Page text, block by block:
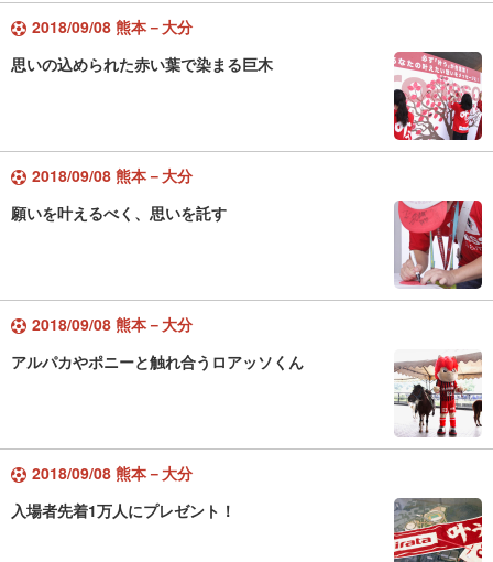
2018/09/08 熊本－大分
思いの込められた赤い葉で染まる巨木
2018/09/08 熊本－大分
願いを叶えるべく、思いを託す
2018/09/08 熊本－大分
アルパカやポニーと触れ合うロアッソくん
2018/09/08 熊本－大分
入場者先着1万人にプレゼント！